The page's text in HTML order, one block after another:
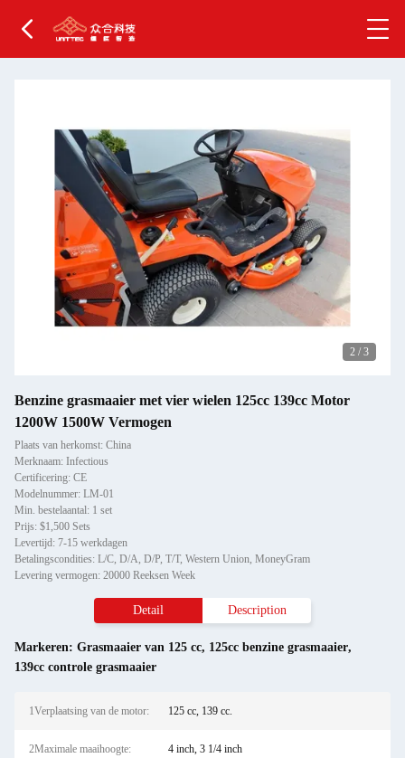
2 / 3
Benzine grasmaaier met vier wielen 125cc 139cc Motor
1200W 1500W Vermogen
Plaats van herkomst: China
Merknaam: Infectious
Certificering: CE
Modelnummer: LM-01
Min. bestelaantal: 1 set
Prijs: $1,500 Sets
Levertijd: 7-15 werkdagen
Betalingscondities: L/C, D/A, D/P, T/T, Western Union, MoneyGram
Levering vermogen: 20000 Reeksen Week
Detail Description
Markeren: Grasmaaier van 125 cc, 125cc benzine grasmaaier,
139cc controle grasmaaier
1Verplaatsing van de motor: 125 cc, 139 cc.
2Maximale maaihoogte: 4 inch, 3 1/4 inch